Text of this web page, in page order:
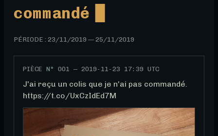
commandé
PÉRIODE : 23/11/2019 —25/11/2019
PIÈCE N° 001 — 2019-11-23 17:39 UTC
J'ai reçu un colis que je n'ai pas commandé.
https://t.co/UxCzIdEd7M